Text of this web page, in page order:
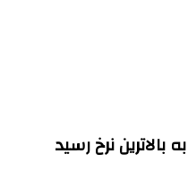
نرخ رسید